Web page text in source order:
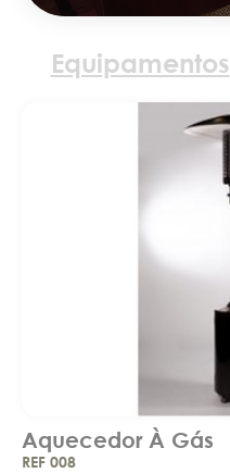
Equipamentos
Aquecedor À Gás
REF 008